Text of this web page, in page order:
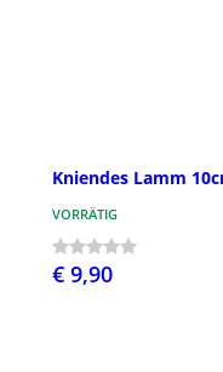
Kniendes Lamm
VORRÄTIG
€ 9,90